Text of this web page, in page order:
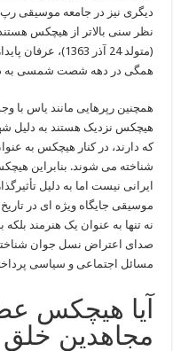
دیگری نیز در جامعه موسیقی
نظر سنی بالاتر از هیچکس
همگی در دهه شصت شمسی به
همچنین رپرهایی مانند یاس با
هیچکس نزدیک هستند به دلیل
که دارند، در کنار هیچکس به
شناخته می‌ شوند. بنابراین
ایرانی نیست اما به دلیل
موسیقی جایگاه ویژه‌ ای در
نه تنها به عنوان یک هنرمند
صدای اعتراض نسل جوان
مسائل اجتماعی و سیاسی
آیا هیچکس
مجاهدین